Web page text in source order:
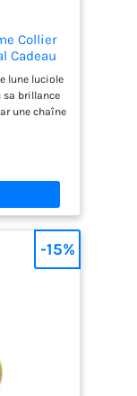
Collier
Cadeau
Maman
lune luciole
brillance
une chaîne
cela
à votre
à bijoux
une
offrir à un
pouvoir de
réputée
les
en soi. En
la pierre de
apportant
: Ce
-15%